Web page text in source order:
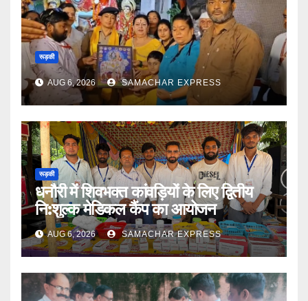
रूड़की
AUG 6, 2026 SAMACHAR EXPRESS
रूड़की
धनौरी में शिवभक्त कांवड़ियों के लिए द्वितीय
नि:शुल्क मेडिकल कैंप का आयोजन
AUG 6, 2026 SAMACHAR EXPRESS